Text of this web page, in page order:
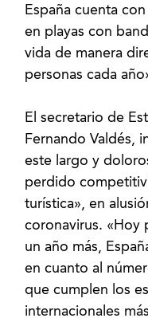
España cuenta
en playas con
vida de manera
personas cada
El secretario de
Fernando Valdés,
este largo y
perdido
turística», en
coronavirus. «Hoy
un año más,
en cuanto al
que cumplen los
internacionales